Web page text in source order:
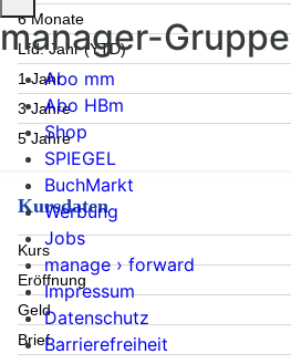
6 Monate
Lfd. Jahr (YTD)
1 Jahr
3 Jahre
5 Jahre
Kursdaten
Kurs
Eröffnung
Geld
Brief
manager-Gruppe
Abo mm
Abo HBm
Shop
SPIEGEL
BuchMarkt
Werbung
Jobs
manage › forward
Impressum
Datenschutz
Barrierefreiheit